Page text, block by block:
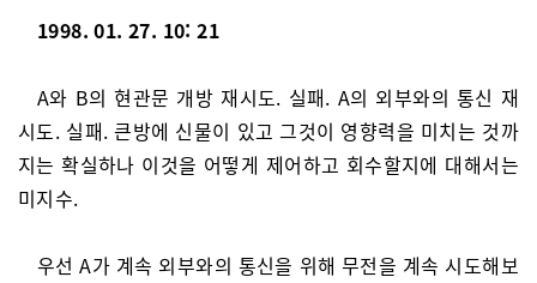
1998. 01. 27. 10: 21
A와 B의 현관문 개방 재시도. 실패. A의 외부와의 통신 재
시도. 실패. 큰방에 신물이 있고 그것이 영향력을 미치는 것까
지는 확실하나 이것을 어떻게 제어하고 회수할지에 대해서는
미지수.
우선 A가 계속 외부와의 통신을 위해 무전을 계속 시도해보